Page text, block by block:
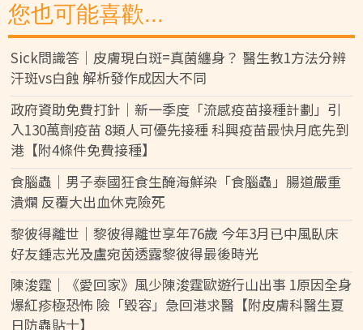
您也可能喜歡...
Sick問識答｜皮膚現白斑=真菌纏身？ 醫生教1方法分辨
汗斑vs白蝕 解析發作成因大不同
政府資助免費打針｜新一季度「流感疫苗接種計劃」引
入130萬劑疫苗 8類人可優先接種 科興疫苗最快月底先到
港【附4條件免費接種】
食腦蟲｜男子泰國狂食生醃海鮮染「食腦蟲」腸道嚴重
潰爛 反覆大出血休克險死
黎彼得離世｜黎彼得離世享年76歲 今年3月已中風臥床
好友鍾志光及盧宛茵透露黎彼得最後時光
陳浚霆｜《愛回家》風少陳浚霆歐遊行山出事 1原因全身
爆紅疹極恐怖 險「毀容」急回港求醫【附皮膚科醫生夏
日防蟲貼士】